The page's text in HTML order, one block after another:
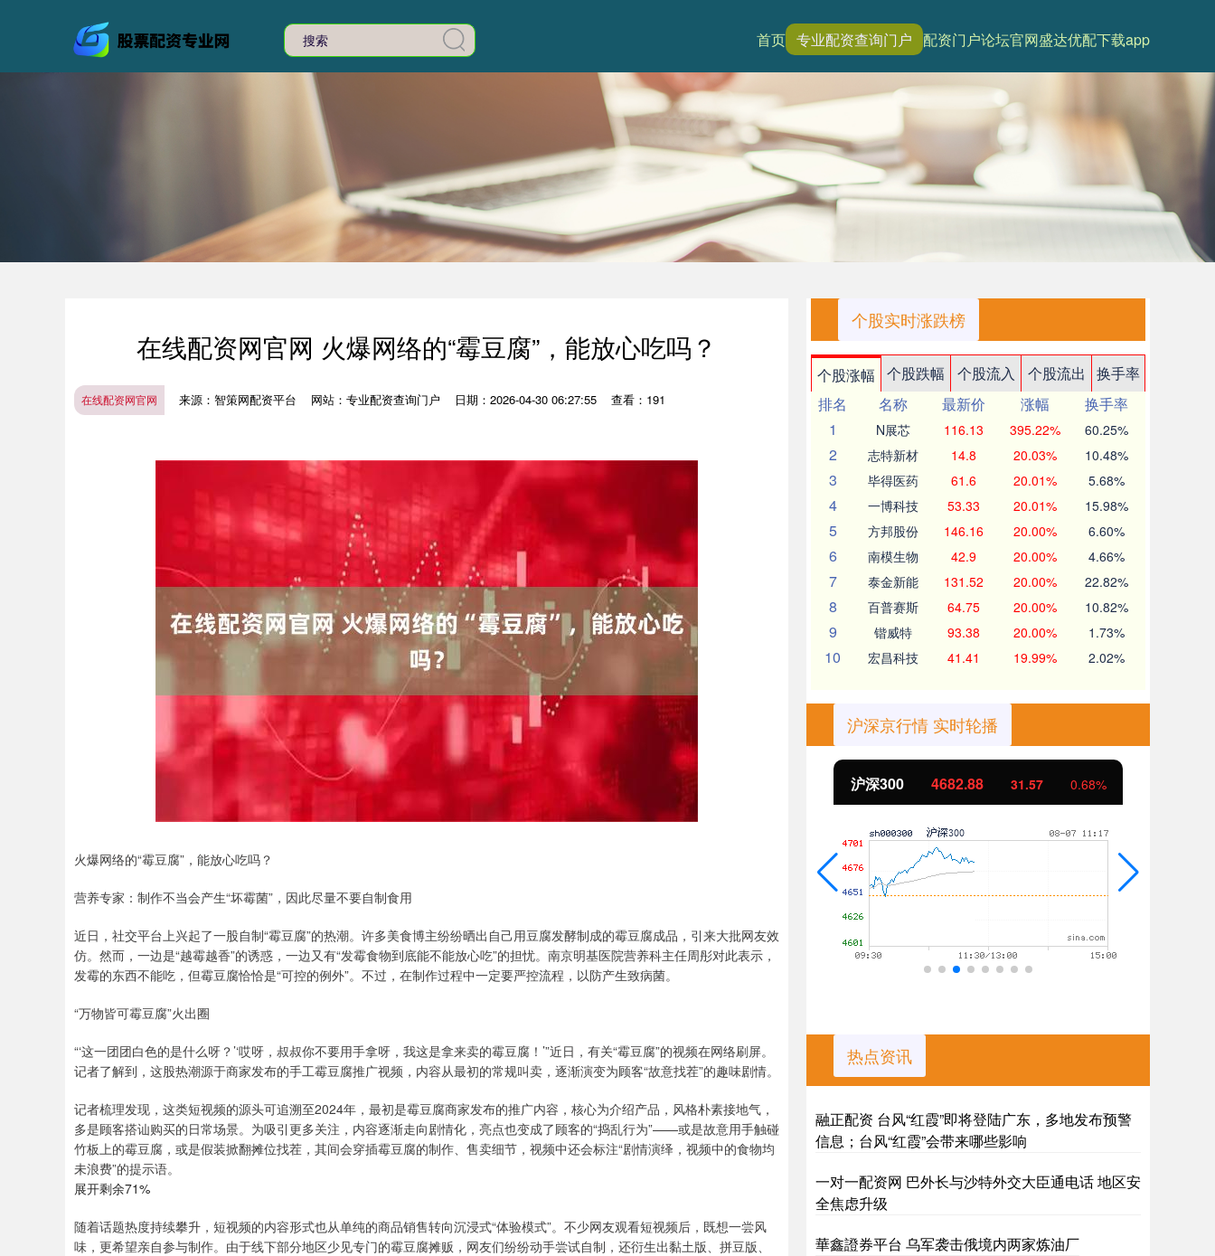
首页 专业配资查询门户 配资门户论坛官网盛达优配下载app
在线配资网官网 火爆网络的“霉豆腐”，能放心吃吗？
在线配资网官网 来源：智策网配资平台 网站：专业配资查询门户 日期：2026-04-30 06:27:55 查看：191
火爆网络的“霉豆腐”，能放心吃吗？
营养专家：制作不当会产生“坏霉菌”，因此尽量不要自制食用
近日，社交平台上兴起了一股自制“霉豆腐”的热潮。许多美食博主纷纷晒出自己用豆腐发酵制成的霉豆腐成品，引来大批网友效
仿。然而，一边是“越霉越香”的诱惑，一边又有“发霉食物到底能不能放心吃”的担忧。南京明基医院营养科主任周彤对此表示，
发霉的东西不能吃，但霉豆腐恰恰是“可控的例外”。不过，在制作过程中一定要严控流程，以防产生致病菌。
“万物皆可霉豆腐”火出圈
“‘这一团团白色的是什么呀？’‘哎呀，叔叔你不要用手拿呀，我这是拿来卖的霉豆腐！’”近日，有关“霉豆腐”的视频在网络刷屏。
记者了解到，这股热潮源于商家发布的手工霉豆腐推广视频，内容从最初的常规叫卖，逐渐演变为顾客“故意找茬”的趣味剧情。
记者梳理发现，这类短视频的源头可追溯至2024年，最初是霉豆腐商家发布的推广内容，核心为介绍产品，风格朴素接地气，
多是顾客搭讪购买的日常场景。为吸引更多关注，内容逐渐走向剧情化，亮点也变成了顾客的“捣乱行为”——或是故意用手触碰
竹板上的霉豆腐，或是假装掀翻摊位找茬，其间会穿插霉豆腐的制作、售卖细节，视频中还会标注“剧情演绎，视频中的食物均
未浪费”的提示语。
展开剩余71%
随着话题热度持续攀升，短视频的内容形式也从单纯的商品销售转向沉浸式“体验模式”。不少网友观看短视频后，既想一尝风
味，更希望亲自参与制作。由于线下部分地区少见专门的霉豆腐摊贩，网友们纷纷动手尝试自制，还衍生出黏土版、拼豆版、
个股实时涨跌榜
个股涨幅 个股跌幅 个股流入 个股流出
换手率
排名
名称 最新价 涨幅
换手率
1
N展芯 116.13 395.22% 60.25%
2 志特新材 14.8 20.03% 10.48%
3 毕得医药 61.6 20.01% 5.68%
4 一博科技 53.33 20.01% 15.98%
5 方邦股份 146.16 20.00% 6.60%
6 南模生物 42.9 20.00% 4.66%
7 泰金新能 131.52 20.00% 22.82%
8 百普赛斯 64.75 20.00% 10.82%
9 锴威特 93.38 20.00% 1.73%
10 宏昌科技 41.41 19.99% 2.02%
沪深京行情 实时轮播
14247.82 137.70 沪深300 4682.88 北证50 1126.92 4.04 0.36%
热点资讯
融正配资 台风“红霞”即将登陆广东，多地发布预警
信息；台风“红霞”会带来哪些影响
一对一配资网 巴外长与沙特外交大臣通电话 地区安
全焦虑升级
華鑫證券平台 乌军袭击俄境内两家炼油厂